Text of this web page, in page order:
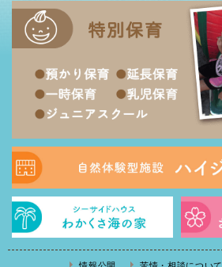
情報公開 苦情・相談について